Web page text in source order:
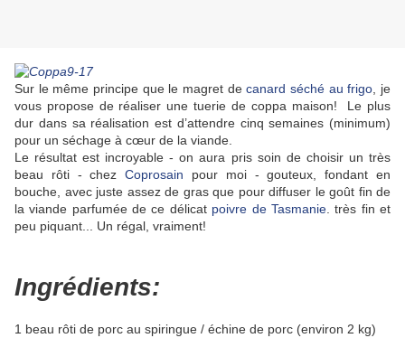
Sur le même principe que le magret decanard séché au frigo , je
vous propose de réaliser une tuerie de coppa maison! Le plus
dur dans sa réalisation est d’attendre cinq semaines (minimum)
pour un séchage à cœur de la viande.
Le résultat est incroyable - on aura pris soin de choisir un très
beau rôti - chezCoprosain pour moi - gouteux, fondant en
bouche, avec juste assez de gras que pour diffuser le goût fin de
la viande parfumée de ce délicat poivre de Tasmanie. très fin et
peu piquant... Un régal, vraiment!
Ingrédients:
1 beau rôti de porc au spiringue / échine de porc (environ 2 kg)